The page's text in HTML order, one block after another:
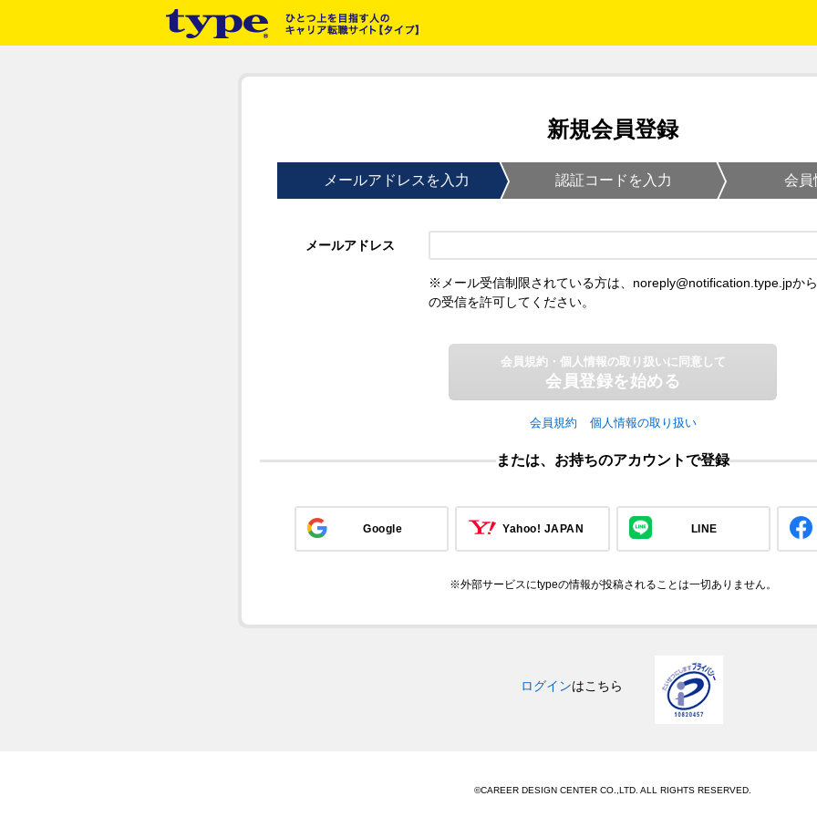
新規会員登録
メールアドレスを入力 認証コードを入力 会員
メールアドレス
※メール受信制限されている方は、noreply@notification.type.jpから
の受信を許可してください。
会員規約・個人情報の取り扱いに同意して
会員登録を始める
会員規約 個人情報の取り扱い
または、お持ちのアカウントで登録
Google Yahoo! JAPAN LINE
※外部サービスにtypeの情報が投稿されることは一切ありません。
ログインはこちら
©CAREER DESIGN CENTER CO.,LTD. ALL RIGHTS RESERVED.